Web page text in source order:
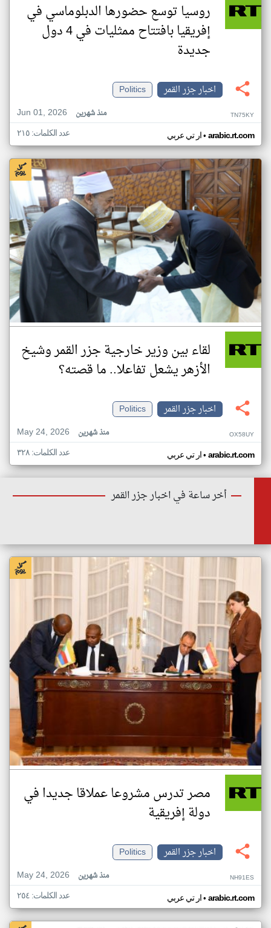
روسيا توسع حضورها الدبلوماسي في
إفريقيا بافتتاح ممثليات في 4 دول
جديدة
اخبار جزر القمر
Politics
Jun 01, 2026
منذ شهرين TN75KY
ار تي عربي• arabic.rt.com عدد الكلمات: ٢١٥
لقاء بين وزير خارجية جزر القمر وشيخ
الأزهر يشعل تفاعلا.. ما قصته؟
اخبار جزر القمر
Politics
May 24, 2026
منذ شهرين OX58UY
ار تي عربي• arabic.rt.com عدد الكلمات: ٣٢٨
أخر ساعة في اخبار جزر القمر
مصر تدرس مشروعا عملاقا جديدا في
دولة إفريقية
اخبار جزر القمر
Politics
May 24, 2026
منذ شهرين NH91ES
ار تي عربي• arabic.rt.com عدد الكلمات: ٢٥٤